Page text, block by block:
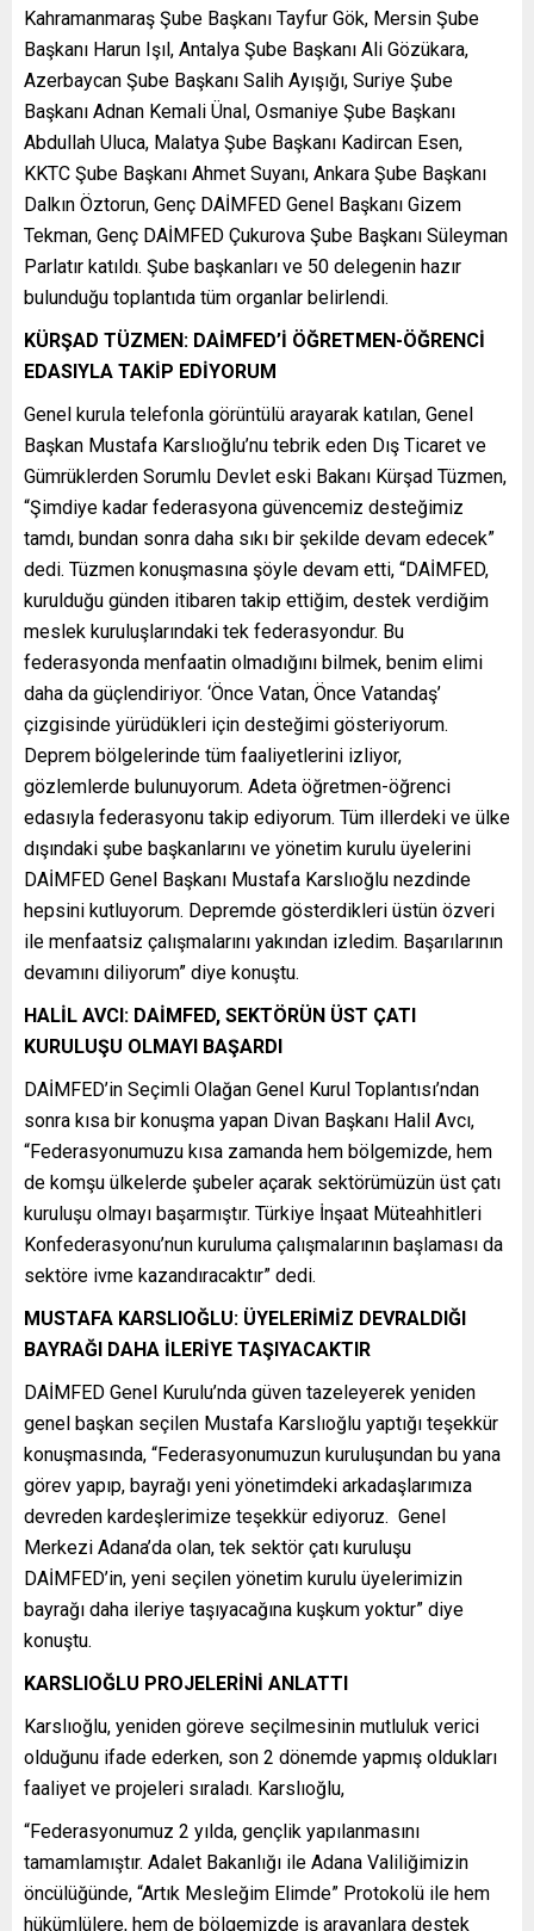
Kahramanmaraş Şube Başkanı Tayfur Gök, Mersin Şube
Başkanı Harun Işıl, Antalya Şube Başkanı Ali Gözükara,
Azerbaycan Şube Başkanı Salih Ayışığı, Suriye Şube
Başkanı Adnan Kemali Ünal, Osmaniye Şube Başkanı
Abdullah Uluca, Malatya Şube Başkanı Kadircan Esen,
KKTC Şube Başkanı Ahmet Suyanı, Ankara Şube Başkanı
Dalkın Öztorun, Genç DAİMFED Genel Başkanı Gizem
Tekman, Genç DAİMFED Çukurova Şube Başkanı Süleyman
Parlatır katıldı. Şube başkanları ve 50 delegenin hazır
bulunduğu toplantıda tüm organlar belirlendi.
KÜRŞAD TÜZMEN: DAİMFED’İ ÖĞRETMEN-ÖĞRENCİ
EDASIYLA TAKİP EDİYORUM
Genel kurula telefonla görüntülü arayarak katılan, Genel
Başkan Mustafa Karslıoğlu’nu tebrik eden Dış Ticaret ve
Gümrüklerden Sorumlu Devlet eski Bakanı Kürşad Tüzmen,
“Şimdiye kadar federasyona güvencemiz desteğimiz
tamdı, bundan sonra daha sıkı bir şekilde devam edecek”
dedi. Tüzmen konuşmasına şöyle devam etti, “DAİMFED,
kurulduğu günden itibaren takip ettiğim, destek verdiğim
meslek kuruluşlarındaki tek federasyondur. Bu
federasyonda menfaatin olmadığını bilmek, benim elimi
daha da güçlendiriyor. ‘Önce Vatan, Önce Vatandaş’
çizgisinde yürüdükleri için desteğimi gösteriyorum.
Deprem bölgelerinde tüm faaliyetlerini izliyor,
gözlemlerde bulunuyorum. Adeta öğretmen-öğrenci
edasıyla federasyonu takip ediyorum. Tüm illerdeki ve ülke
dışındaki şube başkanlarını ve yönetim kurulu üyelerini
DAİMFED Genel Başkanı Mustafa Karslıoğlu nezdinde
hepsini kutluyorum. Depremde gösterdikleri üstün özveri
ile menfaatsiz çalışmalarını yakından izledim. Başarılarının
devamını diliyorum” diye konuştu.
HALİL AVCI: DAİMFED, SEKTÖRÜN ÜST ÇATI
KURULUŞU OLMAYI BAŞARDI
DAİMFED’in Seçimli Olağan Genel Kurul Toplantısı’ndan
sonra kısa bir konuşma yapan Divan Başkanı Halil Avcı,
“Federasyonumuzu kısa zamanda hem bölgemizde, hem
de komşu ülkelerde şubeler açarak sektörümüzün üst çatı
kuruluşu olmayı başarmıştır. Türkiye İnşaat Müteahhitleri
Konfederasyonu’nun kuruluma çalışmalarının başlaması da
sektöre ivme kazandıracaktır” dedi.
MUSTAFA KARSLIOĞLU: ÜYELERİMİZ DEVRALDIĞI
BAYRAĞI DAHA İLERİYE TAŞIYACAKTIR
DAİMFED Genel Kurulu’nda güven tazeleyerek yeniden
genel başkan seçilen Mustafa Karslıoğlu yaptığı teşekkür
konuşmasında, “Federasyonumuzun kuruluşundan bu yana
görev yapıp, bayrağı yeni yönetimdeki arkadaşlarımıza
devreden kardeşlerimize teşekkür ediyoruz. Genel
Merkezi Adana’da olan, tek sektör çatı kuruluşu
DAİMFED’in, yeni seçilen yönetim kurulu üyelerimizin
bayrağı daha ileriye taşıyacağına kuşkum yoktur” diye
konuştu.
KARSLIOĞLU PROJELERİNİ ANLATTI
Karslıoğlu, yeniden göreve seçilmesinin mutluluk verici
olduğunu ifade ederken, son 2 dönemde yapmış oldukları
faaliyet ve projeleri sıraladı. Karslıoğlu,
“Federasyonumuz 2 yılda, gençlik yapılanmasını
tamamlamıştır. Adalet Bakanlığı ile Adana Valiliğimizin
öncülüğünde, “Artık Mesleğim Elimde” Protokolü ile hem
hükümlülere, hem de bölgemizde iş arayanlara destek